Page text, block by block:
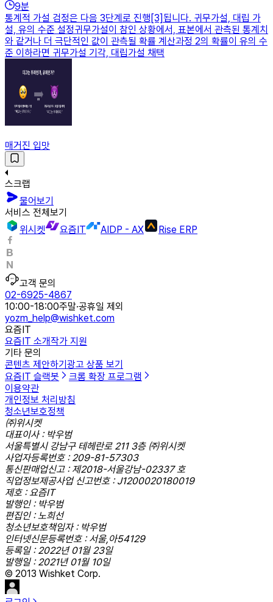
9분
통계적 가설 검정은 다음 3단계로 진행[3]됩니다. 귀무가설, 대립 가
설, 유의 수준 설정귀무가설이 참인 상황에서, 표본에서 관측된 통계치
와 같거나 더 극단적인 값이 관측될 확률 계산과정 2의 확률이 유의 수
준 이하라면 귀무가설 기각, 대립가설 채택
매거진 입맛
스크랩
물어보기
서비스 전체보기
위시켓
요즘IT AIDP - AX Rise ERP
고객 문의
02-6925-4867
10:00-18:00주말·공휴일 제외
yozm_help@wishket.com
요즘IT
요즘IT 소개작가 지원
기타 문의
콘텐츠 제안하기 광고 상품 보기
요즘IT 슬랙봇
크롬 확장 프로그램
이용약관
개인정보 처리방침
청소년보호정책
㈜위시켓
대표이사 : 박우범
서울특별시 강남구 테헤란로 211 3층 ㈜위시켓
사업자등록번호 : 209-81-57303
통신판매업신고 : 제2018-서울강남-02337 호
직업정보제공사업 신고번호 : J1200020180019
제호 : 요즘IT
발행인 : 박우범
편집인 : 노희선
청소년보호책임자 : 박우범
인터넷신문등록번호 : 서울,아54129
등록일 : 2022년 01월 23일
발행일 : 2021년 01월 10일
© 2013 Wishket Corp.